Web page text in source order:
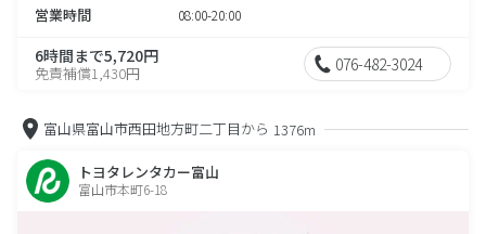
営業時間 08:00-20:00
6時間まで5,720円
免責補償1,430円 076-482-3024
富山県富山市西田地方町二丁目から 1376m
トヨタレンタカー富山
富山市本町6-18